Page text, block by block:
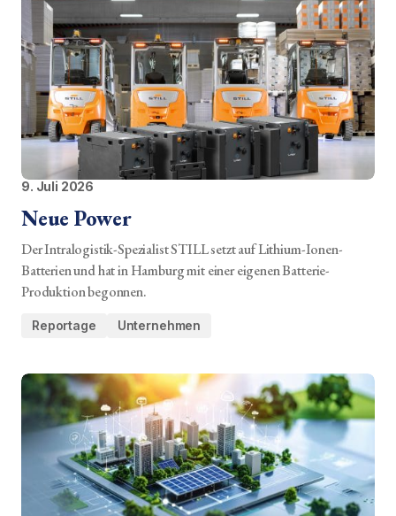
9. Juli 2026
Neue Power
Der Intralogistik-Spezialist STILL setzt auf Lithium-Ionen-
Batterien und hat in Hamburg mit einer eigenen Batterie-
Produktion begonnen.
Reportage Unternehmen